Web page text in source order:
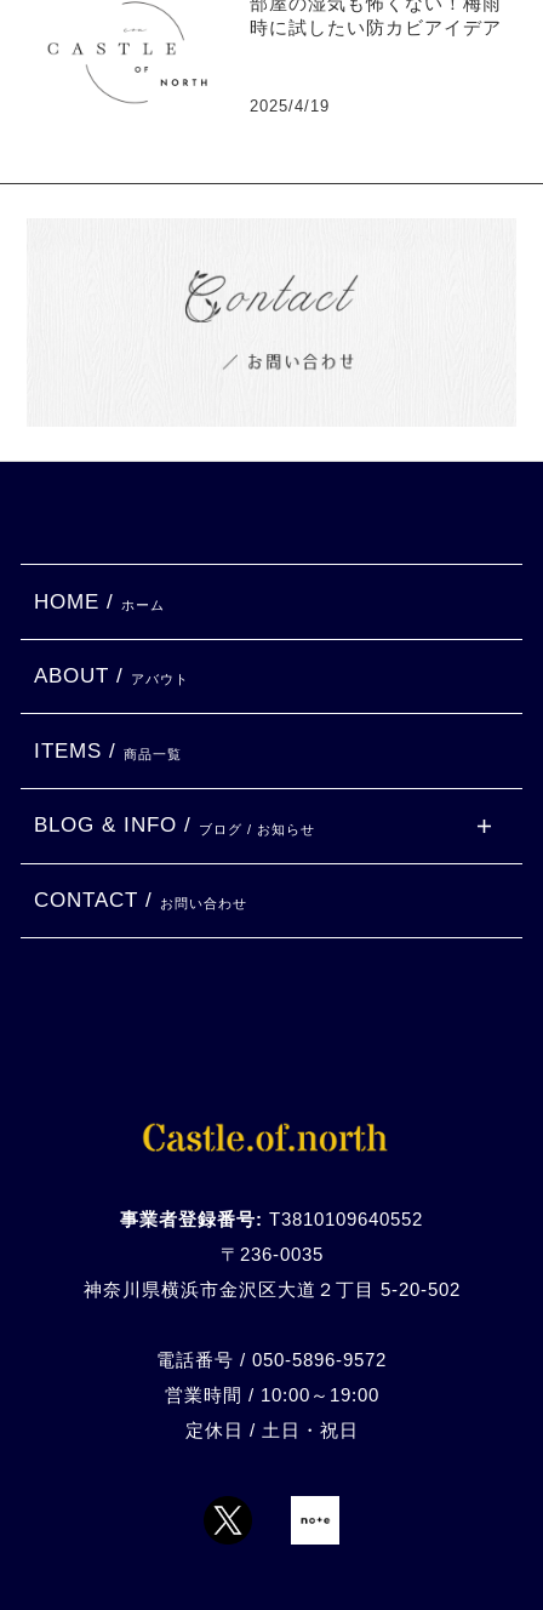
時に試したい防カビアイデア
2025/4/19
事業者登録番号: T3810109640552
〒236-0035
神奈川県横浜市金沢区大道２丁目 5-20-502
電話番号 / 050-5896-9572
営業時間 / 10:00～19:00
定休日 / 土日・祝日
HOME / ホーム
ABOUT / アバウト
ITEMS / 商品一覧
BLOG & INFO / ブログ / お知らせ
CONTACT / お問い合わせ